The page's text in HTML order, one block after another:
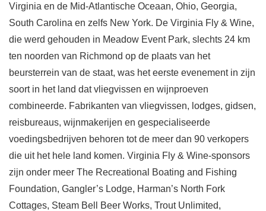
Virginia en de Mid-Atlantische Oceaan, Ohio, Georgia,
South Carolina en zelfs New York. De Virginia Fly & Wine,
die werd gehouden in Meadow Event Park, slechts 24 km
ten noorden van Richmond op de plaats van het
beursterrein van de staat, was het eerste evenement in zijn
soort in het land dat vliegvissen en wijnproeven
combineerde. Fabrikanten van vliegvissen, lodges, gidsen,
reisbureaus, wijnmakerijen en gespecialiseerde
voedingsbedrijven behoren tot de meer dan 90 verkopers
die uit het hele land komen. Virginia Fly & Wine-sponsors
zijn onder meer The Recreational Boating and Fishing
Foundation, Gangler’s Lodge, Harman’s North Fork
Cottages, Steam Bell Beer Works, Trout Unlimited,